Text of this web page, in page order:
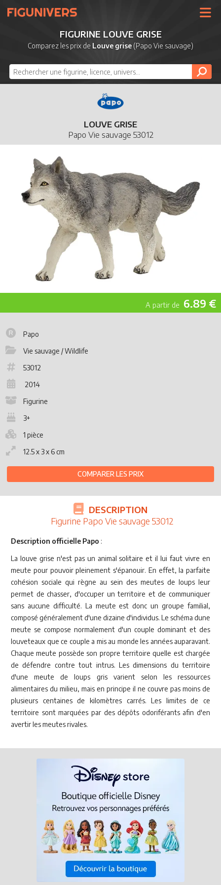
UNIVERS
LICENCES
NOUVEAUTÉS
DERNIERS AJOUTS
FIGURINE LOUVE GRISE
Comparez les prix de Louve grise (Papo Vie sauvage)
LOUVE GRISE
Papo Vie sauvage 53012
6.89 €
Papo
Vie sauvage / Wildlife
53012
2014
Figurine
3+
1 pièce
12.5 x 3 x 6 cm
COMPARER LES PRIX
DESCRIPTION
Figurine Papo Vie sauvage 53012
Description officielle Papo :
La louve grise n'est pas un animal solitaire et il lui faut vivre en
meute pour pouvoir pleinement s'épanouir. En effet, la parfaite
cohésion sociale qui règne au sein des meutes de loups leur
permet de chasser, d'occuper un territoire et de communiquer
sans aucune difficulté. La meute est donc un groupe familial,
composé généralement d'une dizaine d'individus. Le schéma dune
meute se compose normalement d'un couple dominant et des
louveteaux que ce couple a mis au monde les années auparavant.
Chaque meute possède son propre territoire quelle est chargée
de défendre contre tout intrus. Les dimensions du territoire
d'une meute de loups gris varient selon les ressources
alimentaires du milieu, mais en principe il ne couvre pas moins de
plusieurs centaines de kilomètres carrés. Les limites de ce
territoire sont marquées par des dépôts odoriférants afin d'en
avertir les meutes rivales.